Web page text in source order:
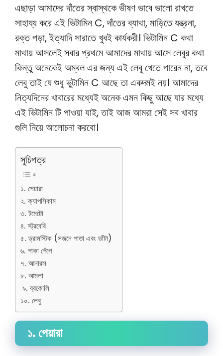
এছাড়া আমাদের দাঁতের স্বাস্থকে ভীষণ ভাবে ভালো রাখতে
সাহায্য করে এই ভিটামিন C, দাঁতের ব্যাথা, মাড়িতে যন্ত্রনা,
রক্ত পড়া, ইত্যাদি সারাতে খুবই কার্যকরী। ভিটামিন C কথা
মাথায় আসলেই সবার প্রথমে আমাদের মাথায় আসে লেবুর কথা
কিন্তু অনেকেই অম্বল এর জন্য এই লেবু খেতে পারেন না, তবে
লেবু তাই যে শুধু ভুটামিন C আছে তা একদমই নয়। আমাদের
নিত্যদিনের খাবারের মধ্যেই অনেক এমন কিছু আছে যার মধ্যে
এই ভিটামিন টি পাওয়া যাই, তাই আজ আমরা সেই সব খাবার
গুলি নিয়ে আলোচনা করবো।
সুচিপত্র
১. পেয়ারা
২. ক্যাপসিকাম
৩. টমেটো
৪. স্ট্রবেরি
৫. ড্রামস্টিক (সজনে পাতা এবং ডাঁটা)
৬. পাকা পেঁপে
৭. আনারস
৮. আমলা
৯. ব্রকোলি
১০. লেবু
১. পেয়ারা